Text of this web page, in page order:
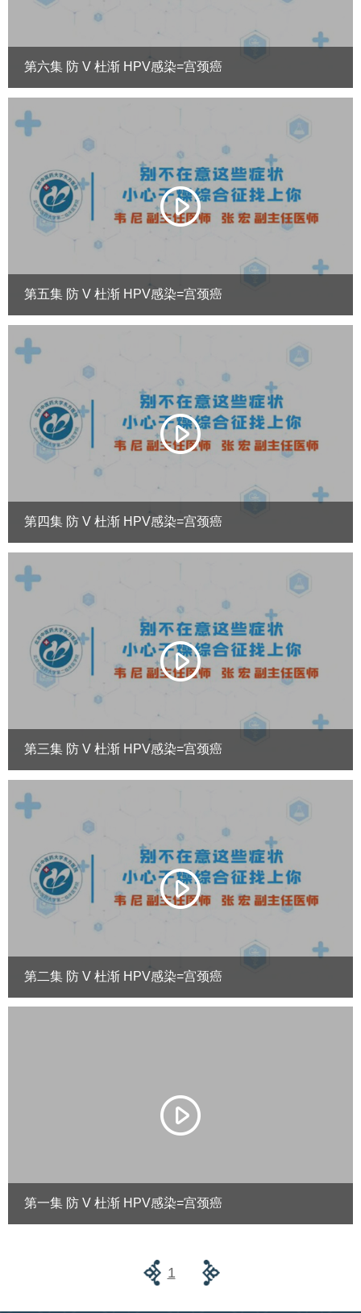
第六集 防 V 杜渐 HPV感染=宫颈癌
第五集 防 V 杜渐 HPV感染=宫颈癌
第四集 防 V 杜渐 HPV感染=宫颈癌
第三集 防 V 杜渐 HPV感染=宫颈癌
第二集 防 V 杜渐 HPV感染=宫颈癌
第一集 防 V 杜渐 HPV感染=宫颈癌
1